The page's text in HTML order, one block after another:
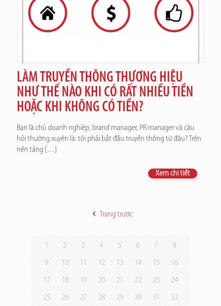
LÀM TRUYỀN THÔNG THƯƠNG HIỆU
NHƯ THẾ NÀO KHI CÓ RẤT NHIỀU TIỀN
HOẶC KHI KHÔNG CÓ TIỀN?
Bạn là chủ doanh nghiệp, brand manager, PR manager và câu
hỏi thường xuyên là: tôi phải bắt đầu truyền thông từ đâu? Trên
nền tảng […]
Xem chi tiết
Trang trước
1 2 3 4 5 6 7 8
9 10 11 12 13 14 15 16
17 18 19 20 21 22 23 24
25 26 27 28 29 30 31 32